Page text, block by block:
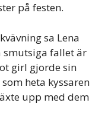
på festen.
sa Lena
smutsiga fallet är
girl gjorde sin
heta kyssaren
upp med dem